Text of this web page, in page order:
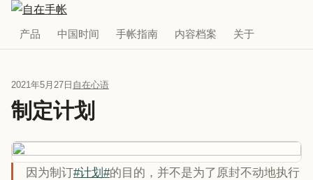
产品 中国时间 手帐指南 内容档案 关于
2021年5月27日 自在心语
制定计划
因为制订#计划#的目的，并不是为了原封不动地执行